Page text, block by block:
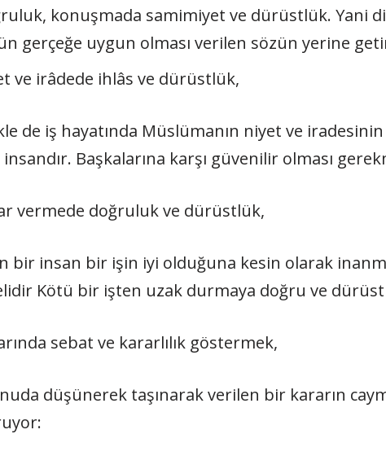
konuşmada sa­mimiyet ve dürüstlük. Yani
gerçeğe uygun olması verilen sözün yerine
ve irâdede ihlâs ve dü­rüstlük,
de iş hayatında Müslümanın niyet ve
Başkalarına karşı güvenilir olması
vermede doğruluk ve dürüstlük,
bir insan bir işin iyi ol­duğuna kesin olarak
Kötü bir işten uzak dur­maya doğru ve
sebat ve kararlılık göstermek,
düşünerek taşına­rak verilen bir kararın